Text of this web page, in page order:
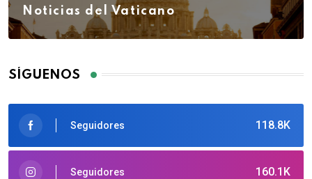
Noticias del Vaticano
SÍGUENOS
118.8K
Seguidores
160.1K
Seguidores